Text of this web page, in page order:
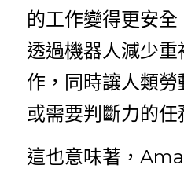
的工作變得更安全
透過機器人減少
作，同時讓人類
或需要判斷力的任
這也意味著，